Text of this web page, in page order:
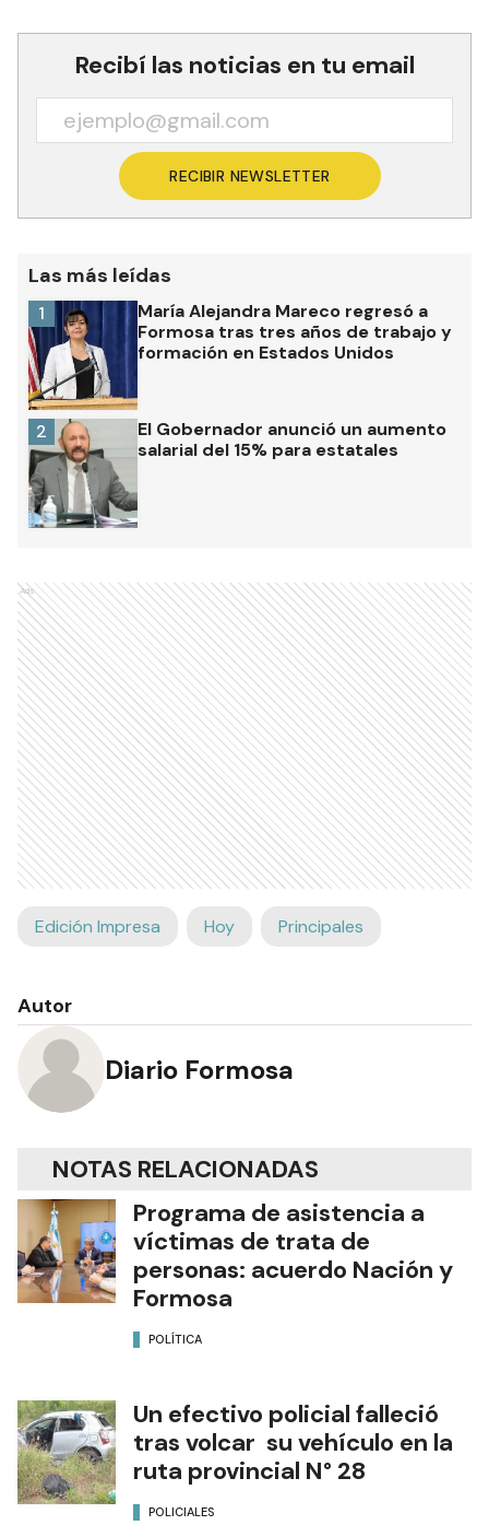
Recibí las noticias en tu email
RECIBIR NEWSLETTER
Las más leídas
María Alejandra Mareco regresó a
Formosa tras tres años de trabajo y
formación en Estados Unidos
1
El Gobernador anunció un aumento
salarial del 15% para estatales
2
Ads
Edición Impresa Hoy Principales
Autor
Diario Formosa
NOTAS RELACIONADAS
Programa de asistencia a
víctimas de trata de
personas: acuerdo Nación y
Formosa
POLÍTICA
Un efectivo policial falleció
tras volcar su vehículo en la
ruta provincial N° 28
POLICIALES